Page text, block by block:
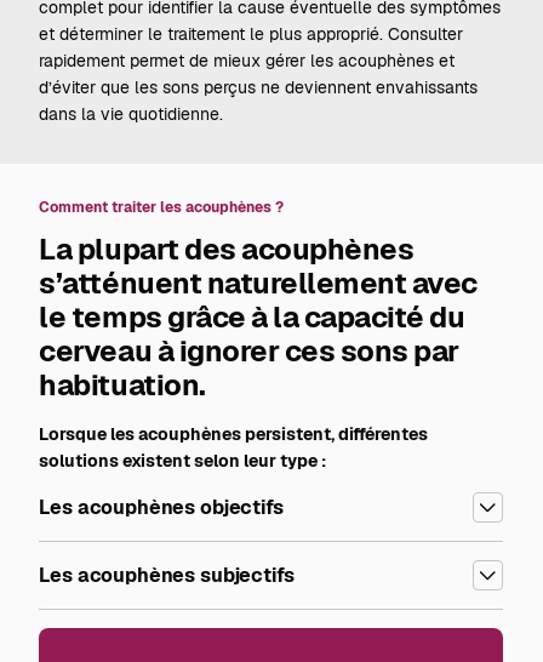
complet pour identifier la cause éventuelle des symptômes
et déterminer le traitement le plus approprié. Consulter
rapidement permet de mieux gérer les acouphènes et
d’éviter que les sons perçus ne deviennent envahissants
dans la vie quotidienne.
Comment traiter les acouphènes ?
La plupart des acouphènes
s’atténuent naturellement avec
le temps grâce à la capacité du
cerveau à ignorer ces sons par
habituation.
Lorsque les acouphènes persistent, différentes
solutions existent selon leur type :
Les acouphènes objectifs
Les acouphènes subjectifs